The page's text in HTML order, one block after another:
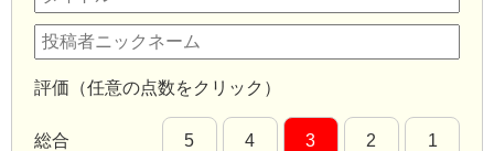
評価（任意の点数をクリック）
総合 5 4 3 2 1